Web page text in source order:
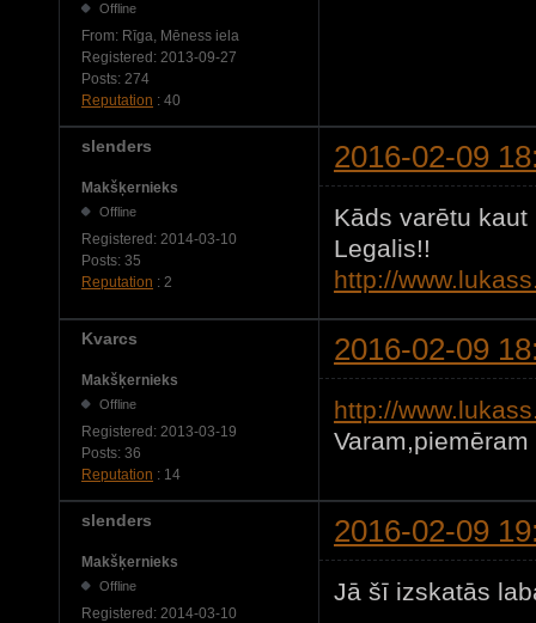
Offline
From: Rīga, Mēness iela
Registered: 2013-09-27
Posts: 274
Reputation : 40
slenders 2016-02-09
Makšķernieks
Offline
Registered: 2014-03-10
Posts: 35
Reputation : 2
Kāds varētu
Legalis!!
http://
Kvarcs 2016-02-09
Makšķernieks
Offline
Registered: 2013-03-19
Posts: 36
Reputation : 14
http://
Varam,piemēram
slenders 2016-02-09
Makšķernieks
Offline
Registered: 2014-03-10
Jā šī izskatās